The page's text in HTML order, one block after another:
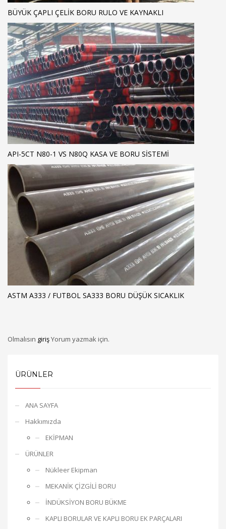
BÜYÜK ÇAPLI ÇELIK BORU RULO VE KAYNAKLI
API-5CT N80-1 VS N80Q KASA VE BORU SISTEMI
ASTM A333 / FUTBOL SA333 BORU DÜŞÜK SICAKLIK
Olmalısın girişYorum yazmak için.
ÜRÜNLER
ANA SAYFA
Hakkımızda
EKİPMAN
ÜRÜNLER
Nükleer Ekipman
MEKANİK ÇİZGİLİ BORU
İNDÜKSİYON BORU BÜKME
KAPLI BORULAR VE KAPLI BORU EK PARÇALARI